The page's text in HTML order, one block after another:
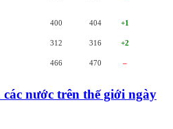
400 404 +1
312 316 +2
466 470 –
nước trên thế giới ngày